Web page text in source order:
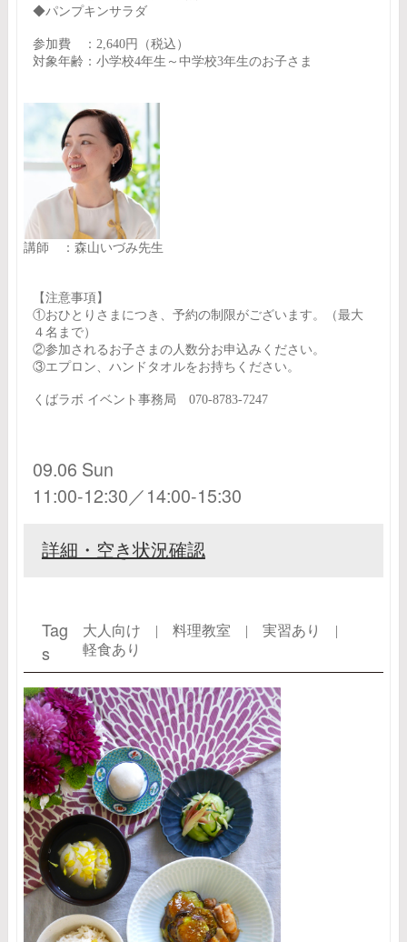
◆パンプキンサラダ
参加費 ：2,640円（税込）
対象年齢：小学校4年生～中学校3年生のお子さま
講師 ：森山いづみ先生
【注意事項】
①おひとりさまにつき、予約の制限がございます。（最大
４名まで）
②参加されるお子さまの人数分お申込みください。
③エプロン、ハンドタオルをお持ちください。
くばラボ イベント事務局 070-8783-7247
09.06 Sun
11:00-12:30／14:00-15:30
詳細・空き状況確認
Tag
s
大人向け | 料理教室 | 実習あり |
軽食あり